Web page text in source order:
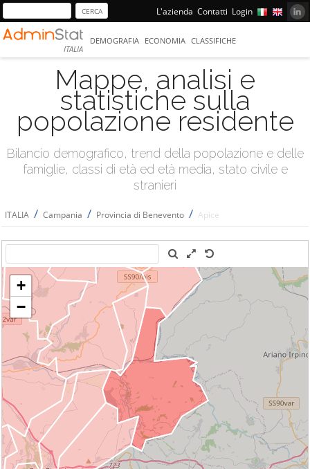
L'azienda Contatti Login
ITALIA
DEMOGRAFIA ECONOMIA CLASSIFICHE
Mappe, analisi e
statistiche sulla
popolazione residente
Bilancio demografico, trend della popolazione e delle
famiglie, classi di età ed età media, stato civile e
stranieri
ITALIA / Campania / Provincia di Benevento / Apice